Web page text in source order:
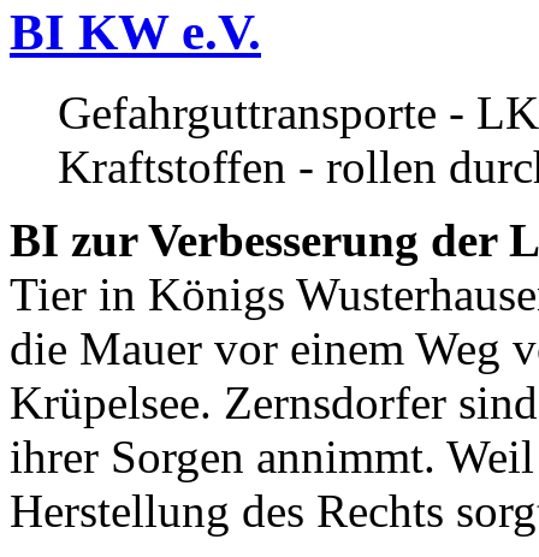
BI KW e.V.
Gefahrguttransporte -
Kraftstoffen - rollen
BI zur Verbesserung der
Tier in Königs
die Mauer vor einem Weg
Krüpelsee. Zernsdorfer
ihrer Sorgen annimmt.
Herstellung des Rechts